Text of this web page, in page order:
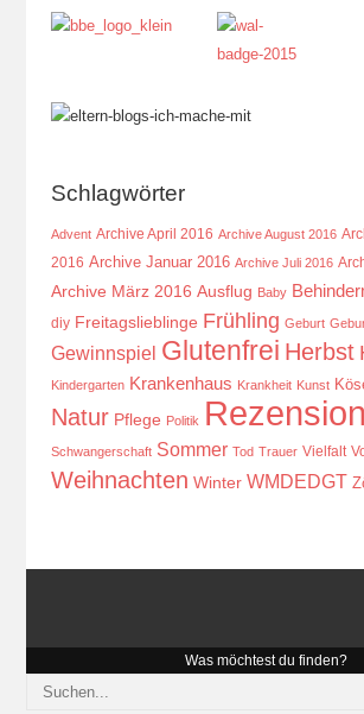
Schlagwörter
Advent Archive April 2016 Archive August 2016
2016 Archive Januar 2016 Archive Juli 2016
Archive März 2016 Ausflug Baby
diy Freitagslieblinge Frühling Geburt
Gewinnspiel Glutenfrei Herbst
Kindergarten Krankenhaus Krankheit Kunst
Natur Pflege Politik Rezension
Schwangerschaft Sommer Tod Trauer Vielfalt
Weihnachten Winter WMDEDGT
Was möchtest du finden?